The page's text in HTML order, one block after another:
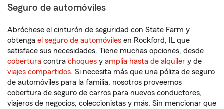
Seguro de automóviles
Abróchese el cinturón de seguridad con State Farm y
obtenga el seguro de automóviles en Rockford, IL que
satisface sus necesidades. Tiene muchas opciones, desde
cobertura contra choques y amplia hasta de alquiler y de
viajes compartidos. Si necesita más que una póliza de seguro
de automóviles para la familia, nosotros proveemos
cobertura de seguro de carros para nuevos conductores,
viajeros de negocios, coleccionistas y más. Sin mencionar que